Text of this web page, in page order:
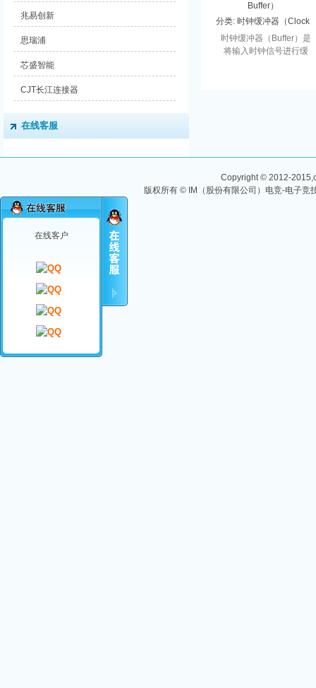
Buffer）
分类: 时钟缓冲器（Clock
Buffer）
时钟缓冲器（Buffer）是
将输入时钟信号进行缓
兆易创新
思瑞浦
芯盛智能
CJT长江连接器
在线客服
Copyright © 2012-
版权所有 © IM（股份有限公司）电竞-电子
在线客户